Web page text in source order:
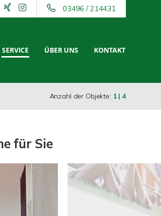
03496 / 214431
SERVICE ÜBER UNS KONTAKT
Anzahl der Objekte: 1 | 4
für Sie